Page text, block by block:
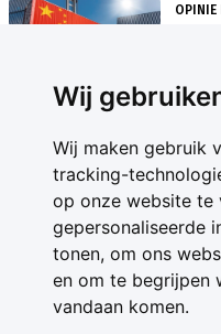
Wij
Wij maken gebruik
tracking-
op onze website te
gepersonaliseerde
tonen, om ons
en om te begrijpen
vandaan komen.
OPINIE
Contact
Feedback
Nieuwsbrief
Adverteren